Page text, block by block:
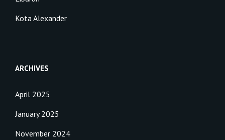
Kota Alexander
ARCHIVES
April 2025
January 2025
November 2024